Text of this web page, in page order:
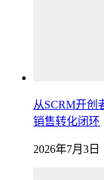
从SCRM开创
销售转化闭环
2026年7月3日